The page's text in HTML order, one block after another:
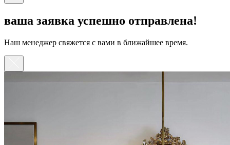
ваша заявка успешно отправлена!
Наш менеджер свяжется с вами в ближайшее время.